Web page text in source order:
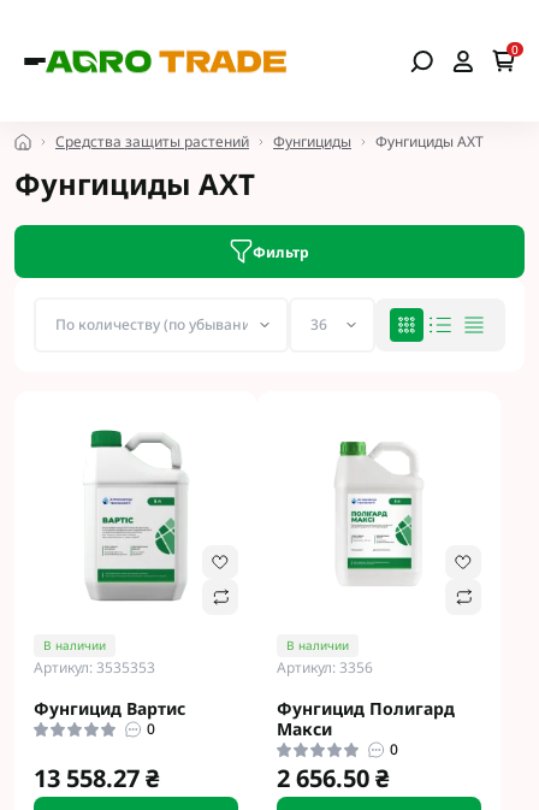
0
Средства защиты растений Фунгициды Фунгициды АХТ
Фунгициды АХТ
Фильтр
В наличии
Артикул: 3535353
Фунгицид Вартис
0
13 558.27 ₴
В наличии
Артикул: 3356
Фунгицид Полигард
Макси
0
2 656.50 ₴